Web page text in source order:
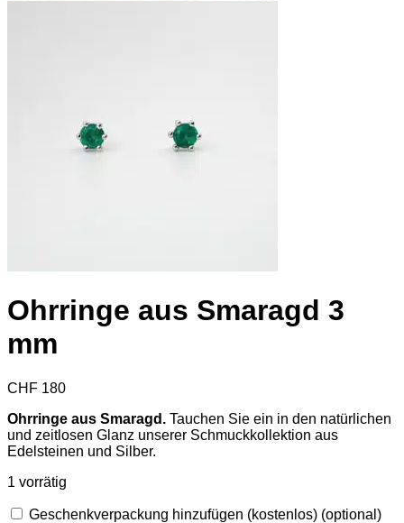
Ohrringe aus Smaragd 3
mm
CHF 180
Ohrringe aus Smaragd. Tauchen Sie ein in den natürlichen
und zeitlosen Glanz unserer Schmuckkollektion aus
Edelsteinen und Silber.
1 vorrätig
Geschenkverpackung hinzufügen (kostenlos) (optional)